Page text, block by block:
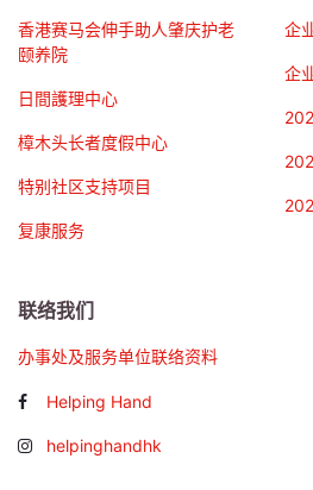
香港赛马会伸手助人肇庆护老
颐养院
日間護理中心
樟木头长者度假中心
特别社区支持项目
复康服务
企
企
联络我们
办事处及服务单位联络资料
Helping Hand
helpinghandhk